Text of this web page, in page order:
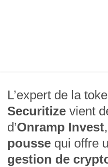
L’expert de la
Securitize vient
d’Onramp Invest
pousse qui offre
gestion de